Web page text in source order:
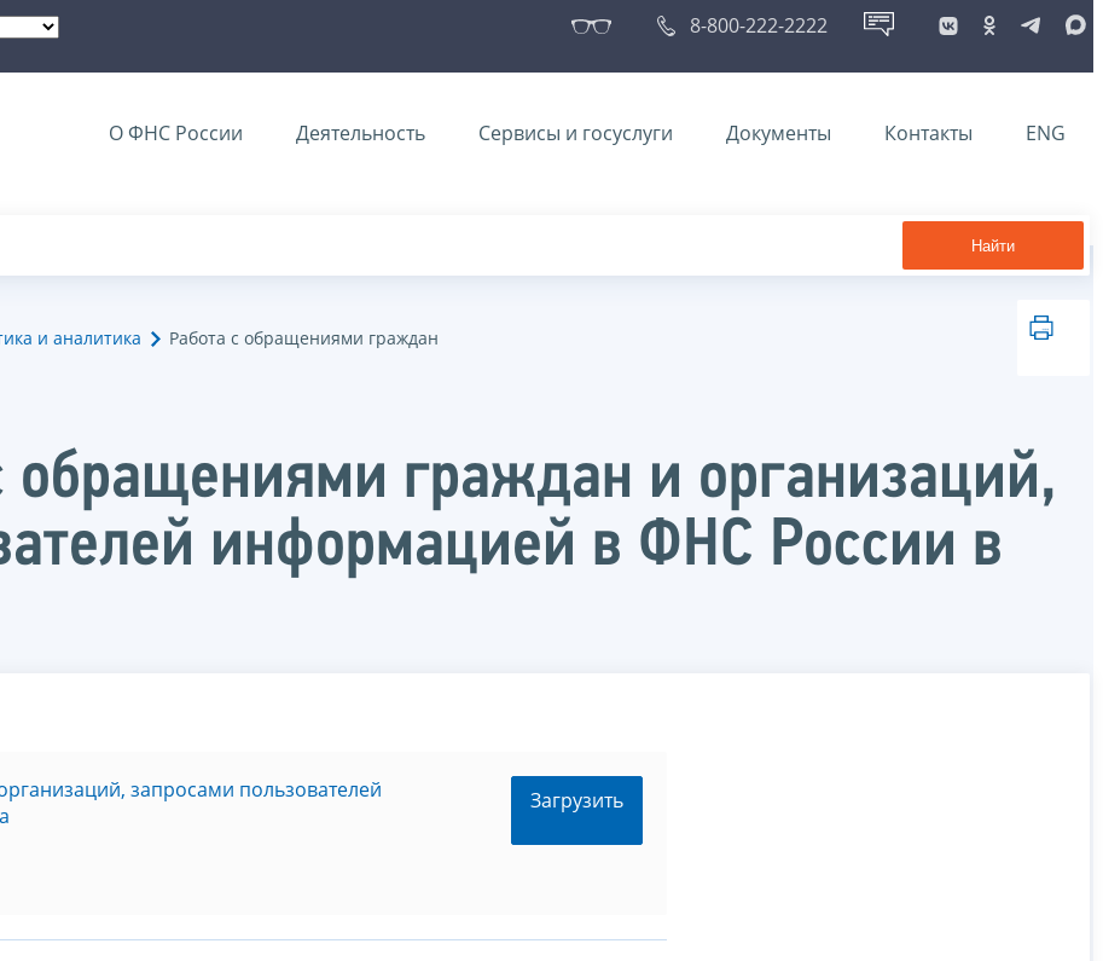
8-800-222-2222
О ФНС России Деятельность Сервисы и госуслуги Документы Контакты ENG
Найти
и аналитика Работа с обращениями граждан
обращениями граждан и организаций,
информацией в ФНС России в
запросами пользователей
Загрузить